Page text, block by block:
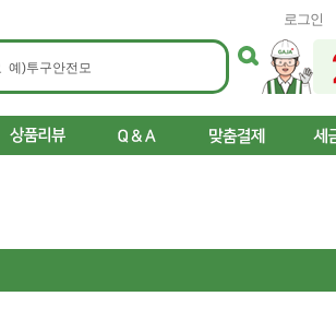
로그인